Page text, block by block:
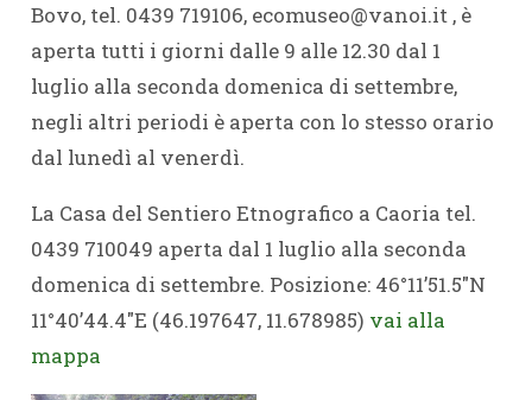
Bovo, tel. 0439 719106, ecomuseo@vanoi.it , è
aperta tutti i giorni dalle 9 alle 12.30 dal 1
luglio alla seconda domenica di settembre,
negli altri periodi è aperta con lo stesso orario
dal lunedì al venerdì.
La Casa del Sentiero Etnografico a Caoria tel.
0439 710049 aperta dal 1 luglio alla seconda
domenica di settembre. Posizione: 46°11’51.5″N
11°40’44.4″E (46.197647, 11.678985) vai alla
mappa